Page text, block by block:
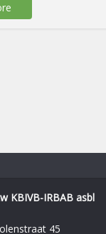
KBIVB-IRBAB asbl
45